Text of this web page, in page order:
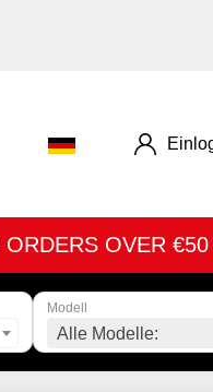
OVER €50
Modell
Alle Modelle: